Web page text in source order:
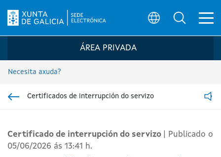
Logo da Sede electrónica da Xunta de
ÁREA PRIVADA
Necesita axuda?
Certificados de interrupción do servizo
Certificado de interrupción do servizo
Publicado o
05/06/2026 ás 13:41 h.